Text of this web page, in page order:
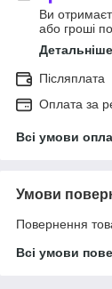
Ви
або гроші
Детальніше
Післяплата
Оплата за
Всі умови
Умови
Повернення
Всі умови